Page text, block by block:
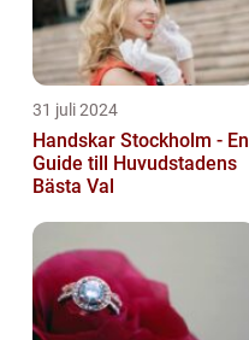
31 juli 2024
Handskar Stockholm - En
Guide till Huvudstadens
Bästa Val